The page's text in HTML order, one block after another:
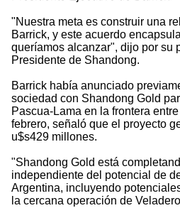
"Nuestra meta es construir una
Barrick, y este acuerdo
queríamos alcanzar", dijo por su
Presidente de Shandong.
Barrick había anunciado
sociedad con Shandong Gold
Pascua-Lama en la frontera
febrero, señaló que el proyecto
u$s429 millones.
"Shandong Gold está
independiente del potencial de
Argentina, incluyendo
la cercana operación de